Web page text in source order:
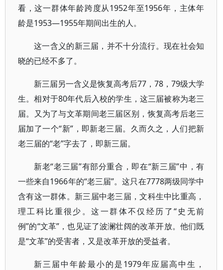
看，这一群体年龄跨度从1952年至1956年，主体年
龄是1953—1955年期间出生的人。
这一含义的新三届，并不十分流行。现在社会知
晓的已经不多了。
新三届另一含义是恢复高考后77，78，79级大学
生。相对于80年代后入校的学生，这三届被称为老三
届。又为了与文革期间老三届区别，恢复高考后老三
届加了一个“新”，即新老三届。久而久之，人们把新
老三届的“老”字去了，即新三届。
新老“老三届”有部分重合，即在“新三届”中，有
一些来自1966年的“老三届”。这只在7778两级同学中
含有这一群体。新三届中老三届，文科生中比重高，
理工科比重很少。这一群体不仅经历了“史无前
例”的“文革”，也见证了波澜壮阔的改革开放。他们既
是“文革”的受害者，又是改革开放的受益者。
新三届中年龄最小的是1979年应届高中生，